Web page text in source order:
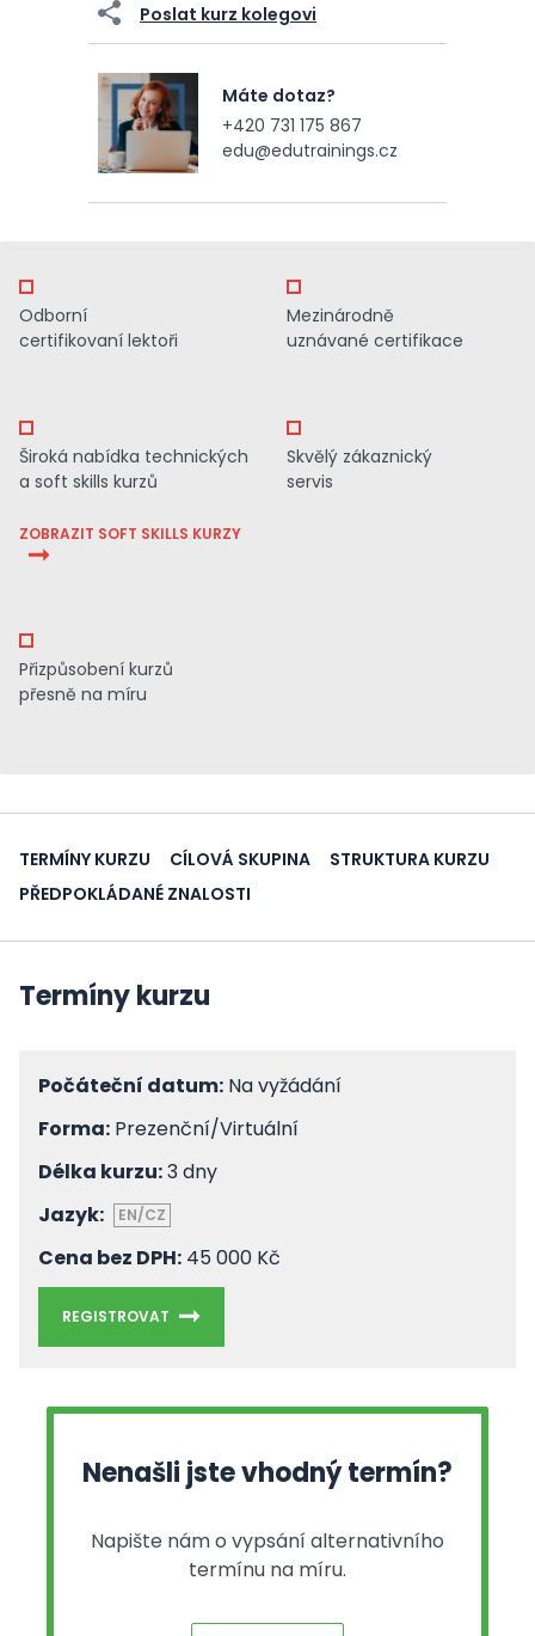
Poslat kurz kolegovi
Máte dotaz?
+420 731 175 867
edu@edutrainings.cz
Odborní
certifikovaní lektoři
Mezinárodně
uznávané certifikace
Široká nabídka technických
a soft skills kurzů
ZOBRAZIT SOFT SKILLS KURZY
Skvělý zákaznický
servis
Přizpůsobení kurzů
přesně na míru
TERMÍNY KURZU CÍLOVÁ SKUPINA
STRUKTURA KURZU
PŘEDPOKLÁDANÉ ZNALOSTI
Termíny kurzu
Počáteční datum: Na vyžádání
Forma: Prezenční/Virtuální
Délka kurzu:3 dny
Jazyk:
EN/CZ
Cena bez DPH: 45 000 Kč
REGISTROVAT
Nenašli jste vhodný termín?
Napište nám o vypsání alternativního
termínu na míru.